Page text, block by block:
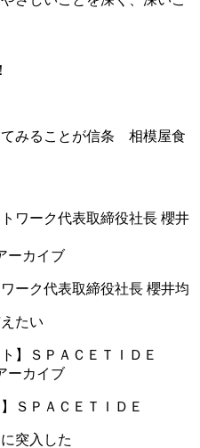
てみることが信条 相模屋食
ーカイブ
ーク代表取締役社長 櫻井均
たい
ーカイブ
ＳＰＡＣＥＴＩＤＥ
突入した